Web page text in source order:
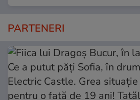
PARTENERI